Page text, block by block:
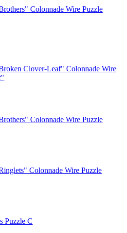
Colonnade Wire Puzzle
Colonnade Wire
Colonnade Wire Puzzle
Colonnade Wire Puzzle
Puzzle C